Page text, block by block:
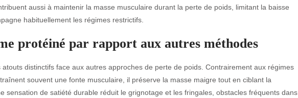
aussi à maintenir la masse musculaire durant la perte de poids, limitant la baisse
habituellement les régimes restrictifs.
protéiné par rapport aux autres méthodes
distinctifs face aux autres approches de perte de poids. Contrairement aux régimes
souvent une fonte musculaire, il préserve la masse maigre tout en ciblant la
sensation de satiété durable réduit le grignotage et les fringales, obstacles fréquents dans